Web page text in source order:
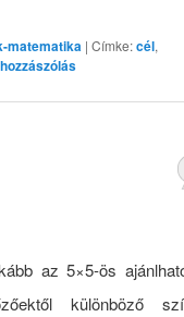
matematika | Címke:cél,
hozzászólás
az 5×5-ös
különböző